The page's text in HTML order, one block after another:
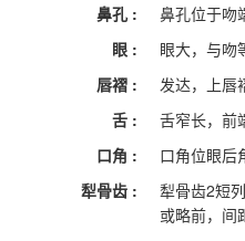
鼻孔 :
鼻孔位于吻
眼 :
眼大，与吻
唇褶 :
发达，上唇
舌 :
舌窄长，前
口角 :
口角位眼后
犁骨齿 :
犁骨齿2短
或略前，间